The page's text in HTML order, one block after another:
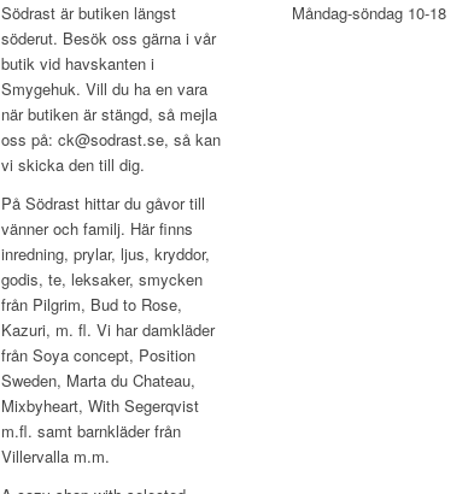
Södrast är butiken längst
söderut. Besök oss gärna i vår
butik vid havskanten i
Smygehuk. Vill du ha en vara
när butiken är stängd, så mejla
oss på: ck@sodrast.se, så kan
vi skicka den till dig.
På Södrast hittar du gåvor till
vänner och familj. Här finns
inredning, prylar, ljus, kryddor,
godis, te, leksaker, smycken
från Pilgrim, Bud to Rose,
Kazuri, m. fl. Vi har damkläder
från Soya concept, Position
Sweden, Marta du Chateau,
Mixbyheart, With Segerqvist
m.fl. samt barnkläder från
Villervalla m.m.
Måndag-söndag 10-18